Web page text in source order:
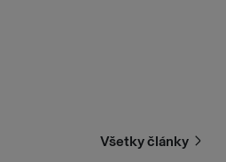
Všetky články